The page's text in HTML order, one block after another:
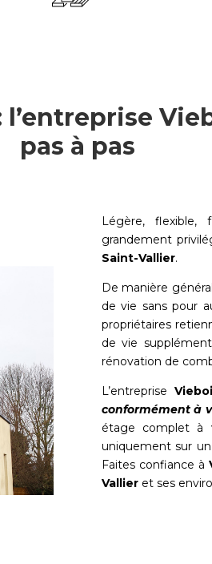
l’entreprise
pas à pas
Légère, flexible,
grandement
Saint-Vallier.
De manière
de vie sans pour
propriétaires
de vie
rénovation de
L’entreprise
conformément à
étage complet à
uniquement sur
Faites confiance à
Vallieret ses